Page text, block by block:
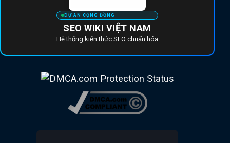
DỰ ÁN CỘNG ĐỒNG
SEO WIKI VIỆT NAM
Hệ thống kiến thức SEO chuẩn hóa